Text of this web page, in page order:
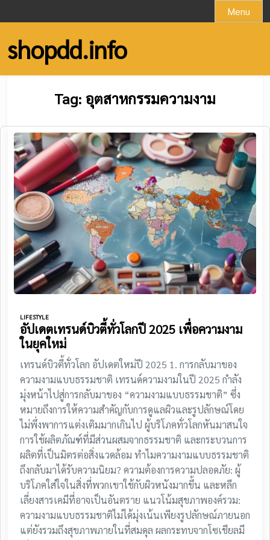
to
content
Menu
shopdd.info
Tag: อุตสาหกรรมความงาม
LIFESTYLE
อัปเดตเทรนด์บิวตี้ทั่วโลกปี 2025 เพื่อความงาม
ในยุคใหม่
เทรนด์บิวตี้ทั่วโลก อัปเดตใหม่ปี 2025 1. การกลับมาของ
ความงามแบบธรรมชาติ เทรนด์ความงามในปี 2025 กำลัง
มุ่งหน้าไปสู่การกลับมาของ “ความงามแบบธรรมชาติ” ซึ่ง
หมายถึงการให้ความสำคัญกับการดูแลผิวและรูปลักษณ์โดย
ไม่พึ่งพาการแต่งเติมมากเกินไป ผู้บริโภคทั่วโลกหันมาสนใจ
การใช้ผลิตภัณฑ์ที่มีส่วนผสมจากธรรมชาติ และกระบวนการ
ผลิตที่เป็นมิตรต่อสิ่งแวดล้อม ทำไมความงามแบบธรรมชาติ
ถึงกลับมาได้รับความนิยม? ความต้องการความปลอดภัย: ผู้
บริโภคใส่ใจในสิ่งที่พวกเขาใช้กับผิวหนังมากขึ้น และหลีก
เลี่ยงสารเคมีที่อาจเป็นอันตราย แนวโน้มสุขภาพองค์รวม:
ความงามแบบธรรมชาติไม่ได้มุ่งเน้นเพียงรูปลักษณ์ภายนอก
แต่ยังรวมถึงสุขภาพภายในที่สมดุล ผลกระทบจากโซเชียลมี